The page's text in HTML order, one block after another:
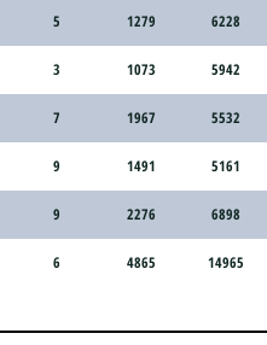
5 1279 6228
3 1073 5942
7 1967 5532
9 1491 5161
9 2276 6898
6 4865 14965